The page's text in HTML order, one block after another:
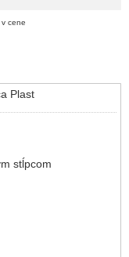
cene
Plast
stĺpcom